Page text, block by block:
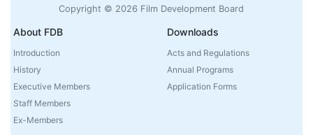
Copyright © 2026 Film Development Board
About FDB
Introduction
History
Executive Members
Staff Members
Ex-Members
Downloads
Acts and Regulations
Annual Programs
Application Forms